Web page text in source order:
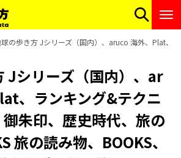
の歩き方 Jシリーズ（国内）、aruco 海外、Plat、
Jシリーズ（国内）、ar
、ランキング&テクニ
朱印、歴史時代、旅の
旅の読み物、BOOKS、